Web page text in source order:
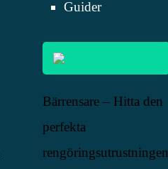
Guider
Bärrensare – Hitta den
perfekta
rengöringsutrustningen